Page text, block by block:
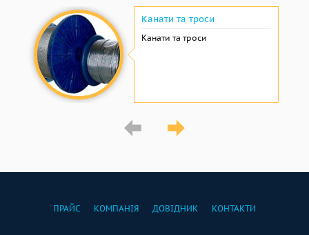
Канати та троси
Канати та троси
ПРАЙС КОМПАНІЯ ДОВІДНИК КОНТАКТИ